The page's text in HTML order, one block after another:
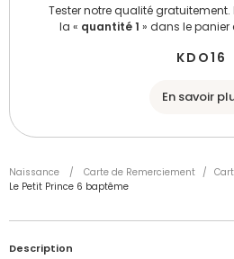
Tester notre qualité
la « quantité 1 » dans le panier
KDO16
En savoir
Naissance / Carte de Remerciement /
Le Petit Prince 6 baptême
Description